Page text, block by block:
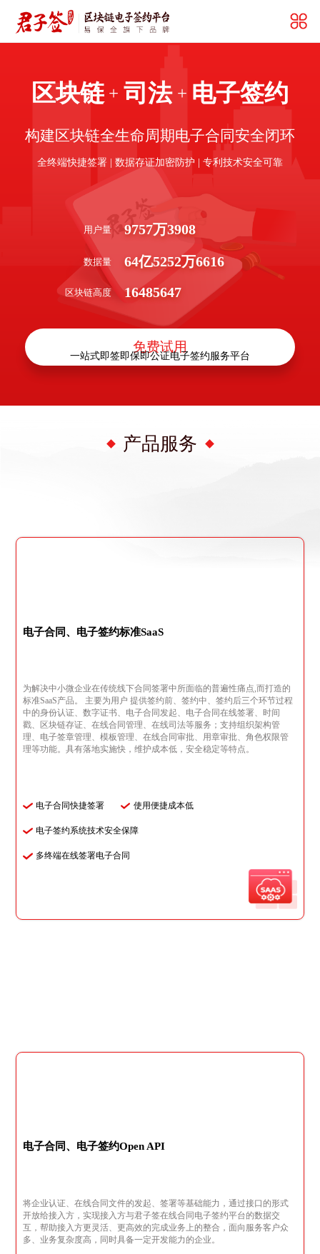
区块链 + 司法 + 电子签约
构建区块链全生命周期电子合同安全闭环
全终端快捷签署 | 数据存证加密防护 | 专利技术安全可靠
用户量 9757万3908
数据量 64亿5252万6616
区块链高度 16485647
免费试用
产品服务
一站式即签即保即公证电子签约服务平台
电子合同、电子签约标准SaaS
为解决中小微企业在传统线下合同签署中所面临的普遍性痛点,而打造的
标准SaaS产品。 主要为用户 提供签约前、签约中、签约后三个环节过程
中的身份认证、数字证书、电子合同发起、电子合同在线签署、时间
戳、区块链存证、在线合同管理、在线司法等服务；支持组织架构管
理、电子签章管理、模板管理、在线合同审批、用章审批、角色权限管
理等功能。具有落地实施快，维护成本低，安全稳定等特点。
电子合同快捷签署 使用便捷成本低
电子签约系统技术安全保障
多终端在线签署电子合同
电子合同、电子签约Open API
将企业认证、在线合同文件的发起、签署等基础能力，通过接口的形式
开放给接入方，实现接入方与君子签在线合同电子签约平台的数据交
互，帮助接入方更灵活、更高效的完成业务上的整合，面向服务客户众
多、业务复杂度高，同时具备一定开发能力的企业。